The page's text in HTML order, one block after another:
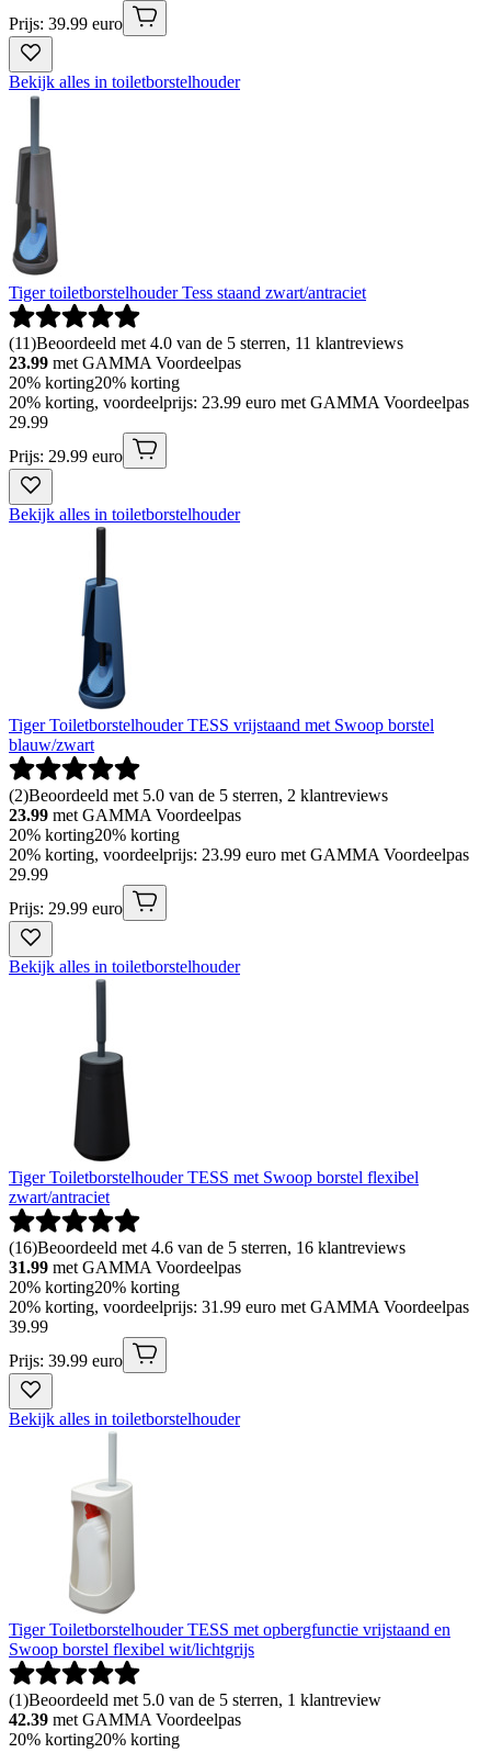
Prijs: 39.99 euro
Bekijk alles in toiletborstelhouder
Tiger toiletborstelhouder Tess staand zwart/antraciet
(11)Beoordeeld met 4.0 van de 5 sterren, 11 klantreviews
23.99 met GAMMA Voordeelpas
20% korting20% korting
20% korting, voordeelprijs: 23.99 euro met GAMMA Voordeelpas
29.99
Prijs: 29.99 euro
Bekijk alles in toiletborstelhouder
Tiger Toiletborstelhouder TESS vrijstaand met Swoop borstel
blauw/zwart
(2)Beoordeeld met 5.0 van de 5 sterren, 2 klantreviews
23.99 met GAMMA Voordeelpas
20% korting20% korting
20% korting, voordeelprijs: 23.99 euro met GAMMA Voordeelpas
29.99
Prijs: 29.99 euro
Bekijk alles in toiletborstelhouder
Tiger Toiletborstelhouder TESS met Swoop borstel flexibel
zwart/antraciet
(16)Beoordeeld met 4.6 van de 5 sterren, 16 klantreviews
31.99 met GAMMA Voordeelpas
20% korting20% korting
20% korting, voordeelprijs: 31.99 euro met GAMMA Voordeelpas
39.99
Prijs: 39.99 euro
Bekijk alles in toiletborstelhouder
Tiger Toiletborstelhouder TESS met opbergfunctie vrijstaand en
Swoop borstel flexibel wit/lichtgrijs
(1)Beoordeeld met 5.0 van de 5 sterren, 1 klantreview
42.39 met GAMMA Voordeelpas
20% korting20% korting